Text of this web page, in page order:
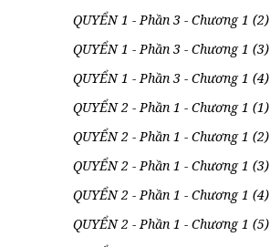
QUYỂN 1 - Phần 3 - Chương 1 (2)
QUYỂN 1 - Phần 3 - Chương 1 (3)
QUYỂN 1 - Phần 3 - Chương 1 (4)
QUYỂN 2 - Phần 1 - Chương 1 (1)
QUYỂN 2 - Phần 1 - Chương 1 (2)
QUYỂN 2 - Phần 1 - Chương 1 (3)
QUYỂN 2 - Phần 1 - Chương 1 (4)
QUYỂN 2 - Phần 1 - Chương 1 (5)